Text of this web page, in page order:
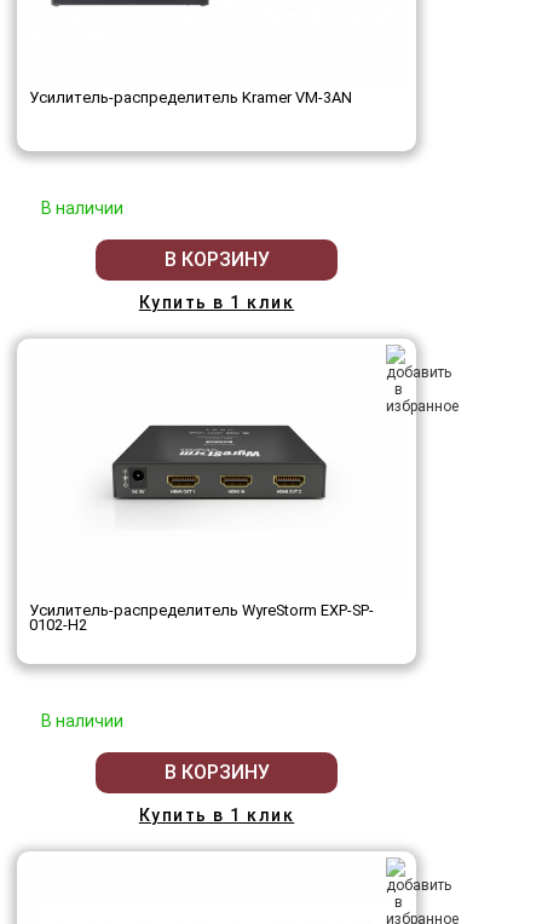
Усилитель-распределитель Kramer VM-3AN
В наличии
В КОРЗИНУ
Купить в 1 клик
Усилитель-распределитель WyreStorm EXP-SP-
0102-H2
В наличии
В КОРЗИНУ
Купить в 1 клик